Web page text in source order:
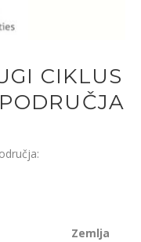
CIKLUS
Zemlja